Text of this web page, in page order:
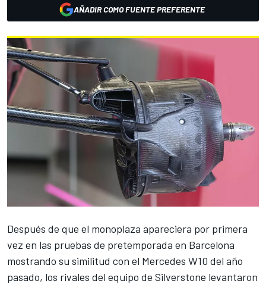
AÑADIR COMO FUENTE PREFERENTE
Después de que el monoplaza apareciera por primera
vez en las pruebas de pretemporada en Barcelona
mostrando su similitud con el Mercedes W10 del año
pasado, los rivales del equipo de Silverstone levantaron